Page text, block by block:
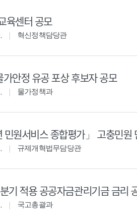
육센터 공모
혁신정책담당관
안정 유공 포상 후보자 공모
물가정책과
민원서비스 종합평가」 고충민
규제개혁법무담당관
기 적용 공공자금관리기금 금리
국고총괄과